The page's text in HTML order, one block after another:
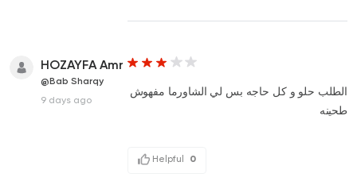
HOZAYFA Amr
@Bab Sharqy
9 days ago
الطلب حلو و كل حاجه بس لي الشاورما مفهوش
طحينه
Helpful 0